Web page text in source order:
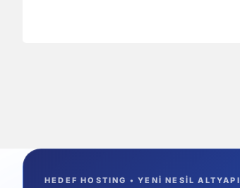
HEDEF HOSTING • YENİ NESİL ALTYAPI